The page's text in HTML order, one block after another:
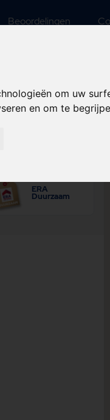
om uw
en om te
Beoordelingen
ERA
Duurzaam